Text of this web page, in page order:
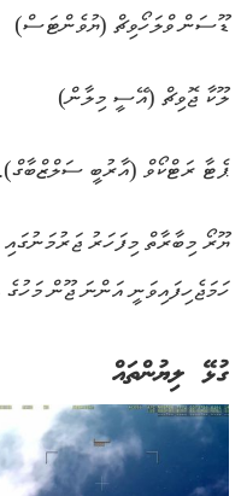
ޑޫސަން ވްލަހޯވިޗް (ޔުވެންޓަސް)
ލޫކާ ޖޮވިޗް (އޭސީ މިލާން)
ޕެޓާ ރަޓްކޯވް (އާރުބީ ސަލްޒްބާގް).
ޔޫރޯ މިބާރާތް މިފަހަރު ޖަރުމަނުގައި
ހަމަޖެހިފައިވަނީ އަންނަ ޖޫން މަހުގެ 14 ވަނަ ދުވަހުގައެވެ.
ގުޅޭ ލިޔުންތައް